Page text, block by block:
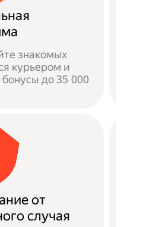
знакомых
курьером и
бонусы до 35 000
от
случая